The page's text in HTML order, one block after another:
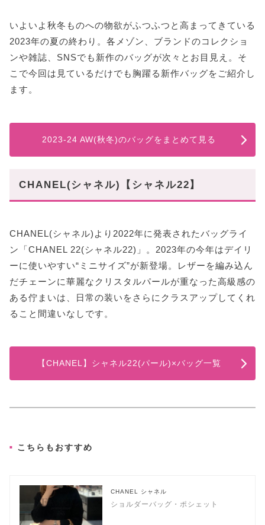
いよいよ秋冬ものへの物欲がふつふつと高まってきている
2023年の夏の終わり。各メゾン、ブランドのコレクショ
ンや雑誌、SNSでも新作のバッグが次々とお目見え。そ
こで今回は見ているだけでも胸躍る新作バッグをご紹介し
ます。
2023-24 AW(秋冬)のバッグをまとめて見る
CHANEL(シャネル)【シャネル22】
CHANEL(シャネル)より2022年に発表されたバッグライ
ン「CHANEL 22(シャネル22)」。2023年の今年はデイリ
ーに使いやすい“ミニサイズ”が新登場。レザーを編み込ん
だチェーンに華麗なクリスタルパールが重なった高級感の
ある佇まいは、日常の装いをさらにクラスアップしてくれ
ること間違いなしです。
【CHANEL】シャネル22(パール)×バッグ一覧
こちらもおすすめ
CHANEL シャネル
ショルダーバッグ・ポシェット